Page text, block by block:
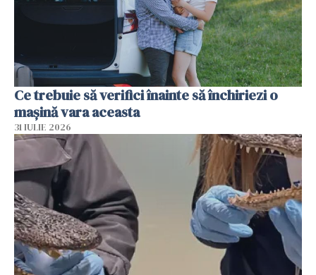
Ce trebuie să verifici înainte să închiriezi o
mașină vara aceasta
31 IULIE 2026